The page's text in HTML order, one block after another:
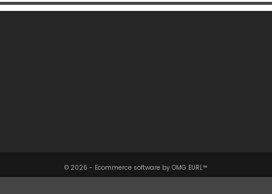
© 2026 - Ecommerce software by OMG EURL™